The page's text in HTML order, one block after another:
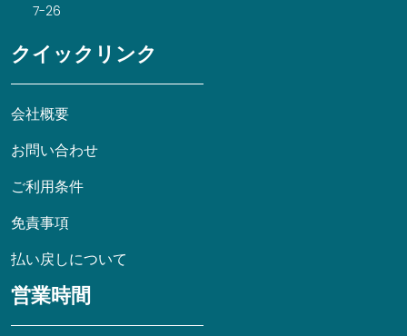
7-26
クイックリンク
会社概要
お問い合わせ
ご利用条件
免責事項
払い戻しについて
営業時間